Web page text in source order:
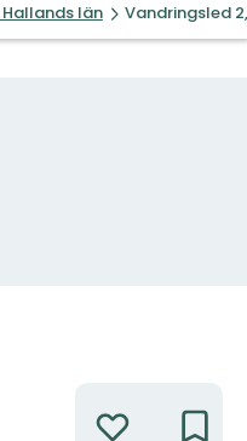
län Vandringsled